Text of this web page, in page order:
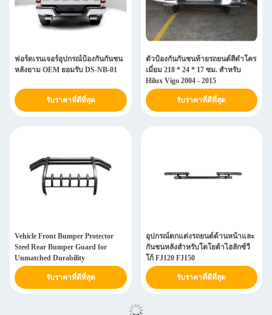
ฟอร์ดเรนเจอร์อุปกรณ์ป้องกันกันชน
หลังยาม OEM ยอมรับ DS-NB-01
รับราคาที่ดีที่สุด
ตัวป้องกันกันชนท้ายรถยนต์สีดำโคร
เมี่ยม 218 * 24 * 17 ซม. สำหรับ
Hilux Vigo 2004 - 2015
รับราคาที่ดีที่สุด
Vehicle Front Bumper Protector
Steel Rear Bumper Guard for
Unmatched Durability
รับราคาที่ดีที่สุด
อุปกรณ์ตกแต่งรถยนต์ด้านหน้าและ
กันชนหลังสำหรับโตโยต้าไฮลักซ์วี
โก้ FJ120 FJ150
รับราคาที่ดีที่สุด